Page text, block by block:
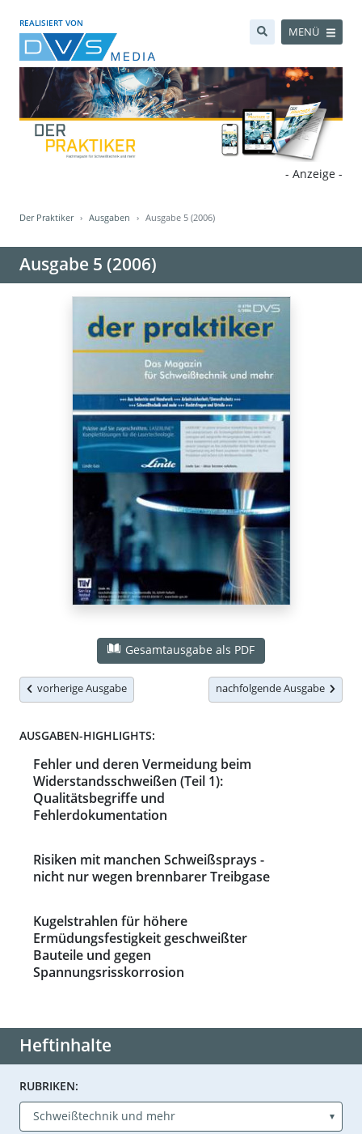
REALISIERT VON
MENÜ
- Anzeige -
Der Praktiker Ausgaben Ausgabe 5 (2006)
Ausgabe 5 (2006)
Gesamtausgabe als PDF
vorherige Ausgabe nachfolgende Ausgabe
AUSGABEN-HIGHLIGHTS:
Fehler und deren Vermeidung beim
Widerstandsschweißen (Teil 1):
Qualitätsbegriffe und
Fehlerdokumentation
Risiken mit manchen Schweißsprays -
nicht nur wegen brennbarer Treibgase
Kugelstrahlen für höhere
Ermüdungsfestigkeit geschweißter
Bauteile und gegen
Spannungsrisskorrosion
Heftinhalte
RUBRIKEN: